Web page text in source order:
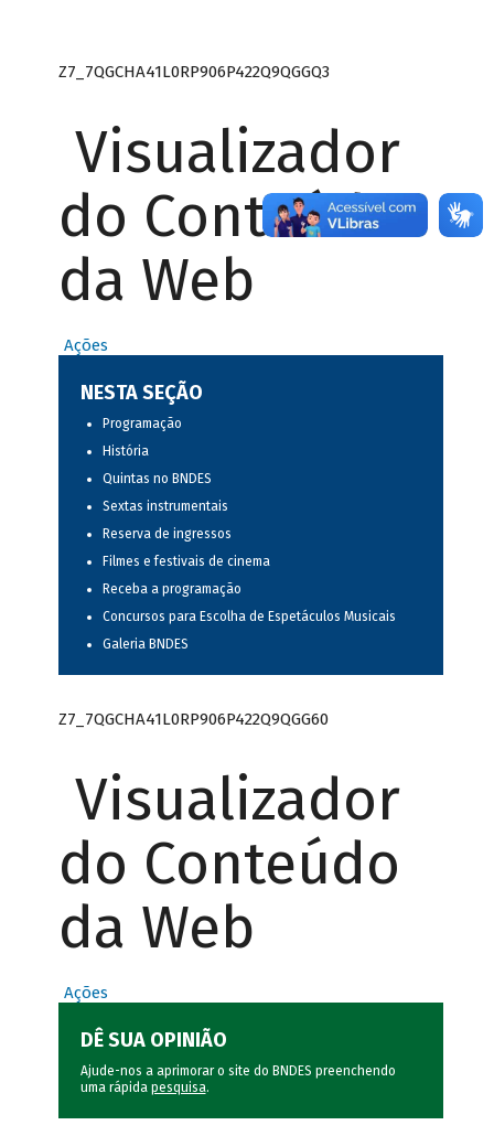
Z7_7QGCHA41L0RP906P422Q9QGGQ3
Visualizador
do Conteúdo
da Web
Ações
NESTA SEÇÃO
Programação
História
Quintas no BNDES
Sextas instrumentais
Reserva de ingressos
Filmes e festivais de cinema
Receba a programação
Concursos para Escolha de Espetáculos Musicais
Galeria BNDES
Z7_7QGCHA41L0RP906P422Q9QGG60
Visualizador
do Conteúdo
da Web
Ações
DÊ SUA OPINIÃO
Ajude-nos a aprimorar o site do BNDES preenchendo
uma rápida pesquisa.